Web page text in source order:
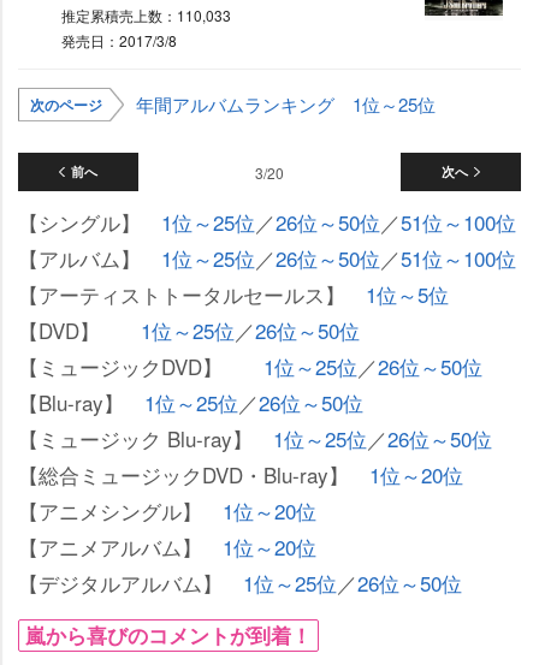
推定累積売上数：110,033
発売日：2017/3/8
次のページ 年間アルバムランキング 1位～25位
前へ 次へ
3/20
【シングル】 1位～25位／26位～50位／51位～100位
【アルバム】 1位～25位／26位～50位／51位～100位
【アーティストトータルセールス】 1位～5位
【DVD】 1位～25位／26位～50位
【ミュージックDVD】 1位～25位／26位～50位
【Blu-ray】 1位～25位／26位～50位
【ミュージック Blu-ray】 1位～25位／26位～50位
【総合ミュージックDVD・Blu-ray】 1位～20位
【アニメシングル】 1位～20位
【アニメアルバム】 1位～20位
【デジタルアルバム】 1位～25位／26位～50位
嵐から喜びのコメントが到着！